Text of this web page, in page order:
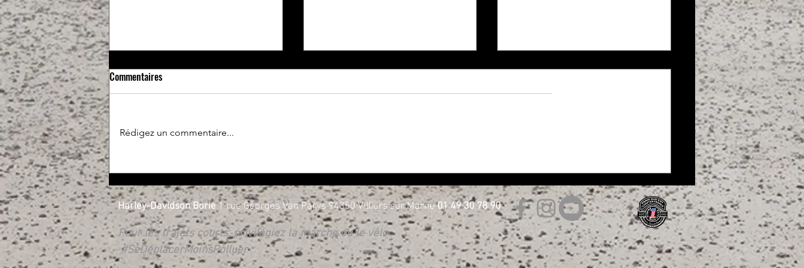
Essais libres et RIDE X.PERIENCE
les 17 et 18 avril
NOUVELLE GÉNÉRATION 3 ROUES
CHEZ H-D BORIE - Essayez les !
Harley Night 2ème édition chez H-
D Borie
Commentaires
Rédigez un commentaire...
Harley-Davidson Borie1 rue Georges Van Parys 94350 Villiers sur Marne01 49 30 78 90
Pour les trajets courts, privilégiez la marche ou le vélo
#SeDéplacerMoinsPolluer